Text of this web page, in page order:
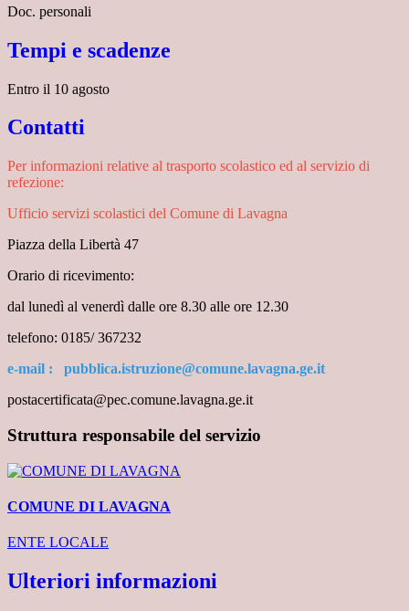
Doc. personali
Tempi e scadenze
Entro il 10 agosto
Contatti
Per informazioni relative al trasporto scolastico ed al servizio di
refezione:
Ufficio servizi scolastici del Comune di Lavagna
Piazza della Libertà 47
Orario di ricevimento:
dal lunedì al venerdì dalle ore 8.30 alle ore 12.30
telefono: 0185/ 367232
e-mail : pubblica.istruzione@comune.lavagna.ge.it
postacertificata@pec.comune.lavagna.ge.it
Struttura responsabile del servizio
COMUNE DI LAVAGNA
ENTE LOCALE
Ulteriori informazioni